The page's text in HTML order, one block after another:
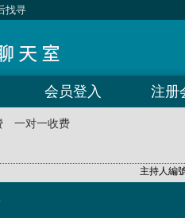
找寻
会员登入 注册
一对一收费
主持人編